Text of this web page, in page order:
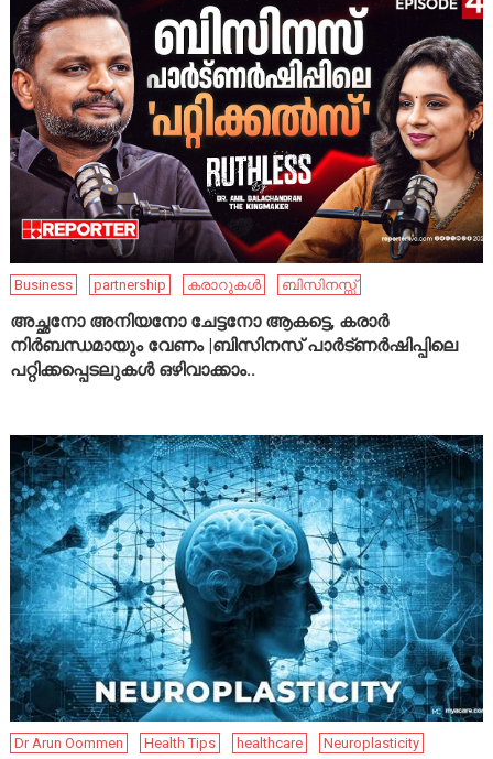
Business partnership കരാറുകൾ ബിസിനസ്സ്
അച്ഛനോ അനിയനോ ചേട്ടനോ ആകട്ടെ, കരാർ
നിർബന്ധമായും വേണം |ബിസിനസ് പാർട്ണർഷിപ്പിലെ
പറ്റിക്കപ്പെടലുകൾ ഒഴിവാക്കാം..
Dr Arun Oommen Health Tips healthcare
Neuroplasticity